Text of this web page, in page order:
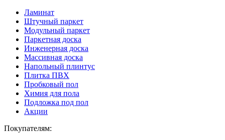
Ламинат
Штучный паркет
Модульный паркет
Паркетная доска
Инженерная доска
Массивная доска
Напольный плинтус
Плитка ПВХ
Пробковый пол
Химия для пола
Подложка под пол
Акции
Покупателям: